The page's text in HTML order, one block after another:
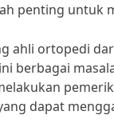
penting untuk
ahli ortopedi
berbagai
dapat